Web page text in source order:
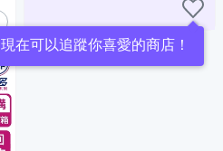
現在可以追蹤你喜愛的商店！